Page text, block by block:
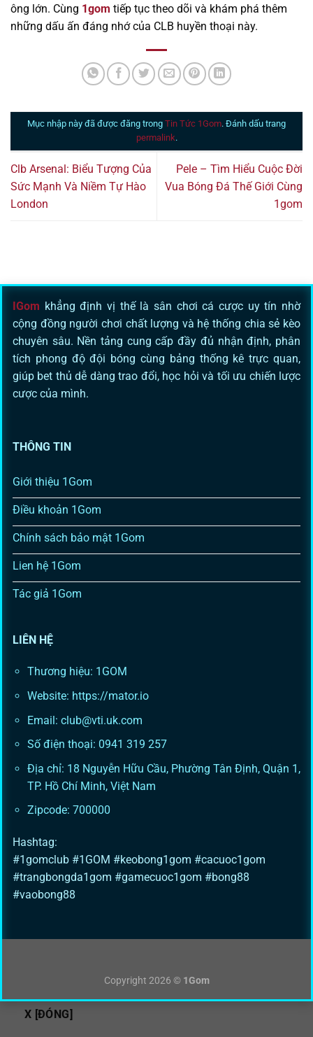
ông lớn. Cùng 1gom tiếp tục theo dõi và khám phá thêm
những dấu ấn đáng nhớ của CLB huyền thoại này.
Mục nhập này đã được đăng trong Tin Tức 1Gom. Đánh dấu trang
permalink.
Clb Arsenal: Biểu Tượng Của
Sức Mạnh Và Niềm Tự Hào
London
Pele – Tìm Hiểu Cuộc Đời
Vua Bóng Đá Thế Giới Cùng
1gom
IGom khẳng định vị thế là sân chơi cá cược uy tín nhờ
cộng đồng người chơi chất lượng và hệ thống chia sẻ kèo
chuyên sâu. Nền tảng cung cấp đầy đủ nhận định, phân
tích phong độ đội bóng cùng bảng thống kê trực quan,
giúp bet thủ dễ dàng trao đổi, học hỏi và tối ưu chiến lược
cược của mình.
THÔNG TIN
Giới thiệu 1Gom
Điều khoản 1Gom
Chính sách bảo mật 1Gom
Lien hệ 1Gom
Tác giả 1Gom
LIÊN HỆ
Thương hiệu: 1GOM
Website: https://mator.io
Email: club@vti.uk.com
Số điện thoại: 0941 319 257
Địa chỉ: 18 Nguyễn Hữu Cầu, Phường Tân Định, Quận 1,
TP. Hồ Chí Minh, Việt Nam
Zipcode: 700000
Hashtag:
#1gomclub #1GOM #keobong1gom #cacuoc1gom
#trangbongda1gom #gamecuoc1gom #bong88
#vaobong88
Copyright 2026 © 1Gom
X [ĐÓNG]